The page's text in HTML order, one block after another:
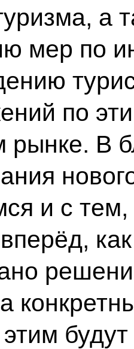
а
мер по
по
рынке. В
и с